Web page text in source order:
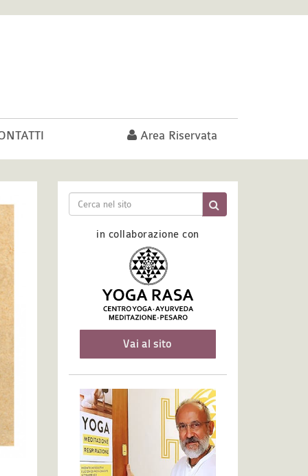
Area Riservata
in collaborazione con
Vai al sito